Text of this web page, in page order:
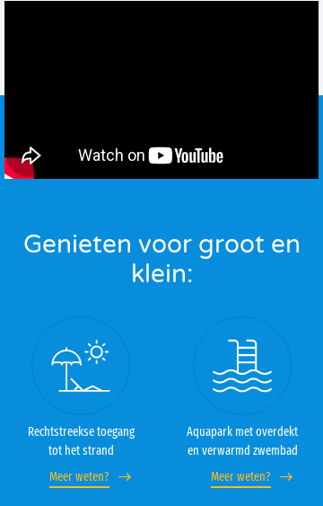
Genieten voor groot en
klein:
Rechtstreekse toegang
tot het strand
Meer weten?
Aquapark met overdekt
en verwarmd zwembad
Meer weten?